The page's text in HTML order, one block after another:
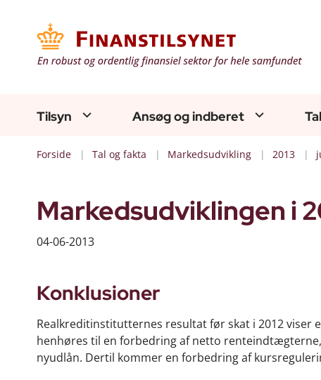
Tilsyn Ansøg og indberet
Forside Tal og fakta Markedsudvikling 2013
Markedsudviklingen i
04-06-2013
Konklusioner
Realkreditinstitutternes resultat før skat i 2012 viser
henhøres til en forbedring af netto
nyudlån. Dertil kommer en forbedring af